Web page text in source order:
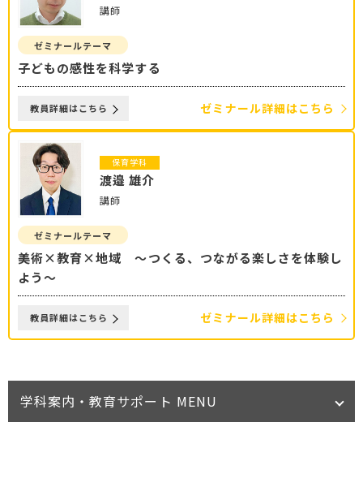
講師
ゼミナールテーマ
子どもの感性を科学する
ゼミナール詳細はこちら
教員詳細はこちら
保育学科
渡邉 雄介
講師
ゼミナールテーマ
美術×教育×地域 ～つくる、つながる楽しさを体験し
よう～
ゼミナール詳細はこちら
教員詳細はこちら
学科案内・教育サポート MENU